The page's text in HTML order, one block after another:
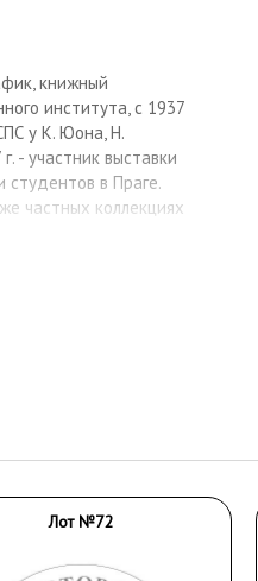
книжный
института, с 1937
у К. Юона, Н.
- участник выставки
в Праге.
частных коллекциях
Лот №72